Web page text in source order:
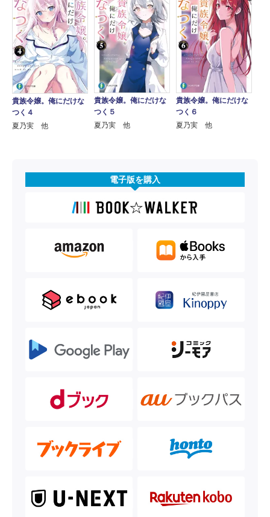
貴族令嬢。俺にだけな
つく４
夏乃実 他
貴族令嬢。俺にだけな
つく５
夏乃実 他
貴族令嬢。俺にだけな
つく６
夏乃実 他
電子版を購入